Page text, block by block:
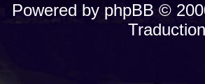
Powered by phpBB ©